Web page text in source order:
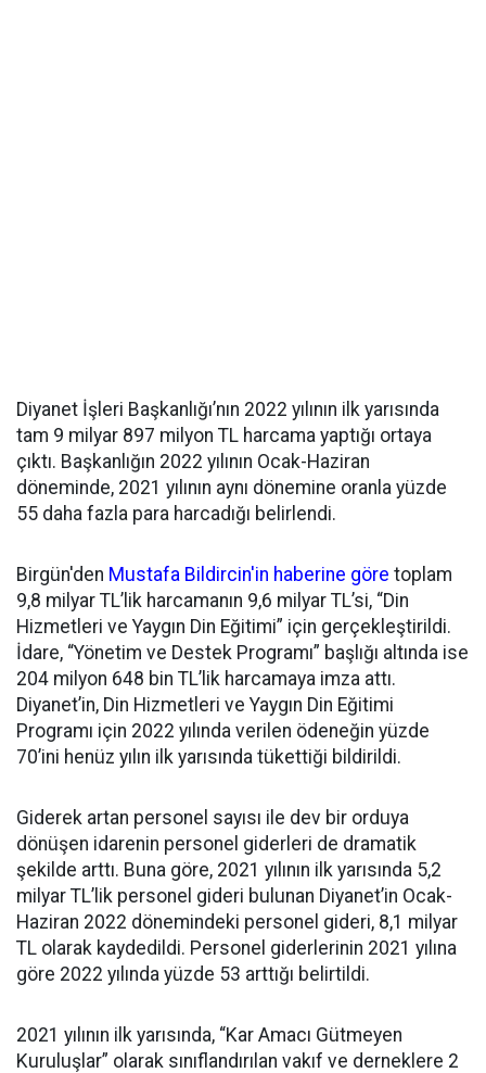
Diyanet İşleri Başkanlığı’nın 2022 yılının ilk yarısında
tam 9 milyar 897 milyon TL harcama yaptığı ortaya
çıktı. Başkanlığın 2022 yılının Ocak-Haziran
döneminde, 2021 yılının aynı dönemine oranla yüzde
55 daha fazla para harcadığı belirlendi.
Birgün'den Mustafa Bildircin'in haberine göre toplam
9,8 milyar TL’lik harcamanın 9,6 milyar TL’si, “Din
Hizmetleri ve Yaygın Din Eğitimi” için gerçekleştirildi.
İdare, “Yönetim ve Destek Programı” başlığı altında ise
204 milyon 648 bin TL’lik harcamaya imza attı.
Diyanet’in, Din Hizmetleri ve Yaygın Din Eğitimi
Programı için 2022 yılında verilen ödeneğin yüzde
70’ini henüz yılın ilk yarısında tükettiği bildirildi.
Giderek artan personel sayısı ile dev bir orduya
dönüşen idarenin personel giderleri de dramatik
şekilde arttı. Buna göre, 2021 yılının ilk yarısında 5,2
milyar TL’lik personel gideri bulunan Diyanet’in Ocak-
Haziran 2022 dönemindeki personel gideri, 8,1 milyar
TL olarak kaydedildi. Personel giderlerinin 2021 yılına
göre 2022 yılında yüzde 53 arttığı belirtildi.
2021 yılının ilk yarısında, “Kar Amacı Gütmeyen
Kuruluşlar” olarak sınıflandırılan vakıf ve derneklere 2